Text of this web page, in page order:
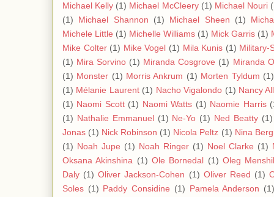
Michael Kelly (1) Michael McCleery (1) Michael Nouri
(1)
Michael Shannon (1) Michael Sheen (1)
Michele Little (1) Michelle Williams (1) Mick Garris (1)
Mike Colter (1) Mike Vogel (1) Mila Kunis (1) Military-
(1) Mira Sorvino (1) Miranda Cosgrove (1) Miranda
(1) Monster (1) Morris Ankrum (1) Morten Tyldum (1)
(1) Mélanie Laurent (1) Nacho Vigalondo (1) Nancy
(1) Naomi Scott (1) Naomi Watts (1) Naomie Harris
(1) Nathalie Emmanuel (1) Ne-Yo (1) Ned Beatty (1)
Jonas (1) Nick Robinson (1) Nicola Peltz (1) Nina
(1) Noah Jupe (1) Noah Ringer (1) Noel Clarke (1)
Oksana Akinshina (1) Ole Bornedal (1) Oleg
Daly (1) Oliver Jackson-Cohen (1) Oliver Reed (1)
Soles (1) Paddy Considine (1) Pamela Anderson